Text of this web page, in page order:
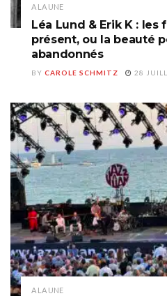
A LA UNE
Léa Lund & Erik K : les
présent, ou la beauté
abandonnés
BY CAROLE SCHMITZ 28
A LA UNE